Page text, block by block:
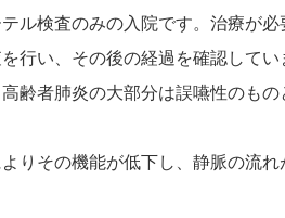
ル検査のみの入院です。治療が
行い、その後の経過を確認してい
齢者肺炎の大部分は誤嚥性のも
りその機能が低下し、静脈の流